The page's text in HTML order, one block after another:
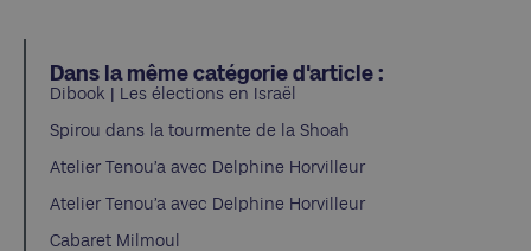
Dans la même catégorie d'article :
Dibook | Les élections en Israël
Spirou dans la tourmente de la Shoah
Atelier Tenou’a avec Delphine Horvilleur
Atelier Tenou’a avec Delphine Horvilleur
Cabaret Milmoul